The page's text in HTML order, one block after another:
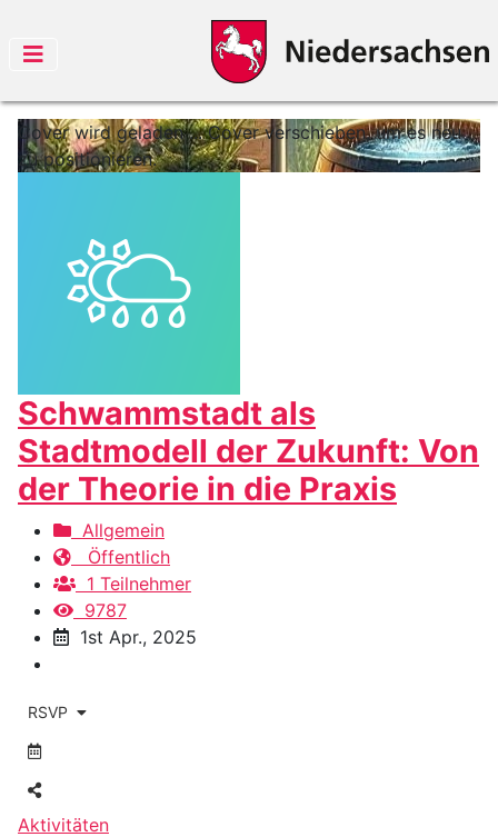
Cover wird geladen ... Cover verschieben, um es neu
zu positionieren.
Schwammstadt als
Stadtmodell der Zukunft: Von
der Theorie in die Praxis
Allgemein
Öffentlich
1 Teilnehmer
9787
1st Apr., 2025
RSVP
Aktivitäten